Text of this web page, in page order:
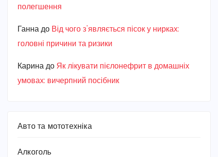
полегшення
Ганна до Від чого з’являється пісок у нирках:
головні причини та ризики
Карина до Як лікувати пієлонефрит в домашніх
умовах: вичерпний посібник
Авто та мототехніка
Алкоголь